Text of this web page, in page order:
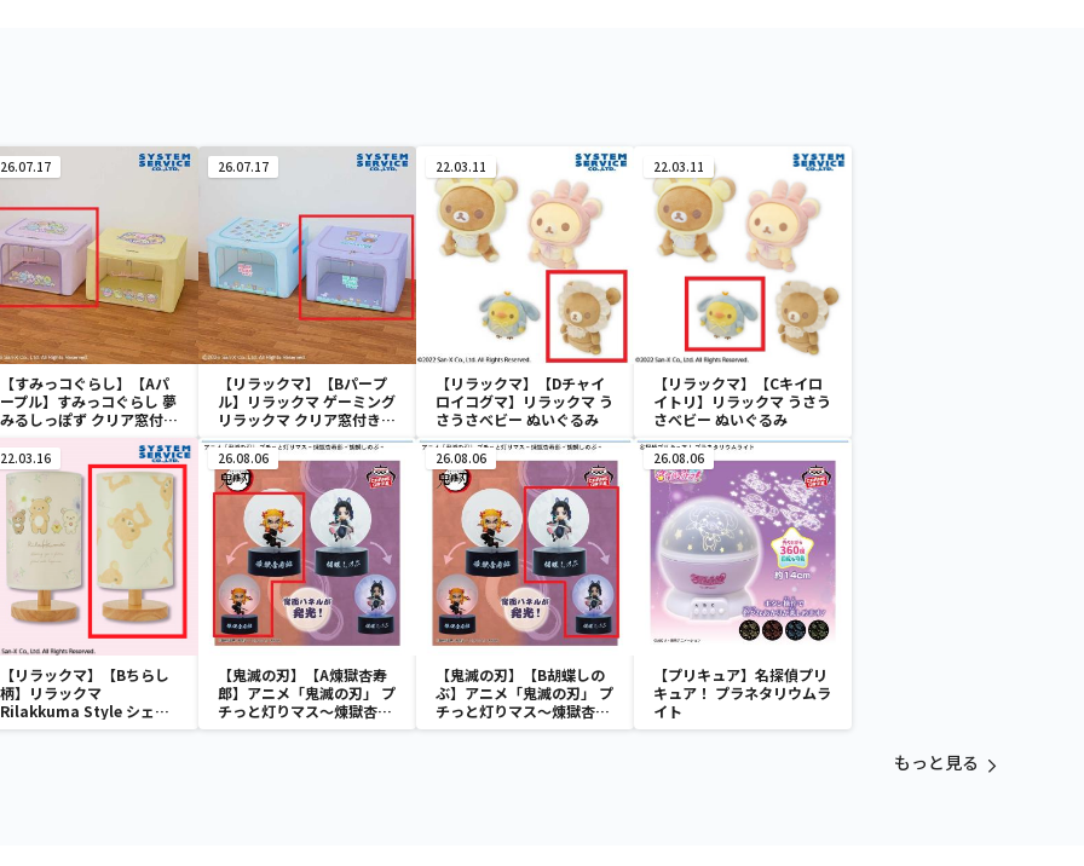
26.07.17
【すみっコぐらし】【Aパ
ープル】すみっコぐらし 夢
みるしっぽず クリア窓付き
収納ボックス
26.07.17
【リラックマ】【Bパープ
ル】リラックマ ゲーミング
リラックマ クリア窓付き収
納ボックス
22.03.11
【リラックマ】【Dチャイ
ロイコグマ】リラックマ う
さうさべビー ぬいぐるみ
22.03.11
【リラックマ】【Cキイロ
イトリ】リラックマ うさう
さべビー ぬいぐるみ
22.03.16
【リラックマ】【Bちらし
柄】リラックマ
Rilakkuma Style シェー
ドライト
26.08.06
【鬼滅の刃】【A煉獄杏寿
郎】アニメ「鬼滅の刃」 プ
チっと灯りマス～煉獄杏寿
郎・胡蝶しのぶ～
26.08.06
【鬼滅の刃】【B胡蝶しの
ぶ】アニメ「鬼滅の刃」 プ
チっと灯りマス～煉獄杏寿
郎・胡蝶しのぶ～
26.08.06
【プリキュア】名探偵プリ
キュア！ プラネタリウムラ
イト
もっと見る